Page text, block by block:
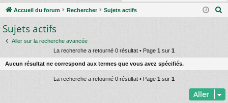
co
ur
ci
s
u
m
s
ne cri
Accueil du forum Rechercher Sujets actifs
h
e
Sujets actifs
Aller sur la recherche avancée
La recherche a retourné 0 résultat • Page 1 sur 1
Aucun résultat ne correspond aux termes que vous avez spécifiés.
La recherche a retourné 0 résultat • Page 1 sur 1
Aller